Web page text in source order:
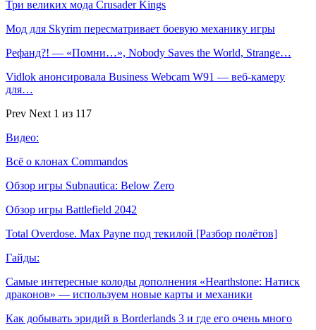
Три великих мода Crusader Kings
Мод для Skyrim пересматривает боевую механику игры
Рефанд?! — «Помни…», Nobody Saves the World, Strange…
Vidlok анонсировала Business Webcam W91 — веб-камеру
для…
Prev Next 1 из 117
Видео:
Всё о клонах Commandos
Обзор игры Subnautica: Below Zero
Обзор игры Battlefield 2042
Total Overdose. Max Payne под текилой [Разбор полётов]
Гайды:
Самые интересные колоды дополнения «Hearthstone: Натиск
драконов» — используем новые карты и механики
Как добывать эридий в Borderlands 3 и где его очень много